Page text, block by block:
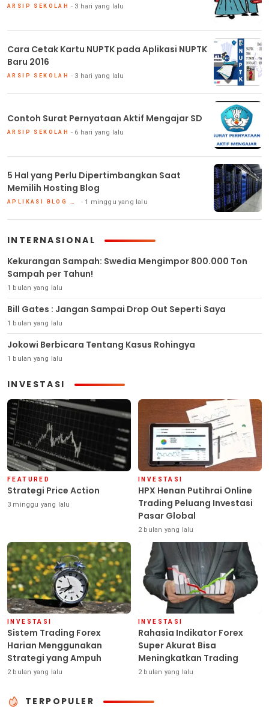
ARSIP SEKOLAH 3 hari yang lalu
Cara Cetak Kartu NUPTK pada Aplikasi NUPTK
Baru 2016
ARSIP SEKOLAH 3 hari yang lalu
Contoh Surat Pernyataan Aktif Mengajar SD
ARSIP SEKOLAH 6 hari yang lalu
5 Hal yang Perlu Dipertimbangkan Saat
Memilih Hosting Blog
1 minggu yang lalu
INTERNASIONAL
Kekurangan Sampah: Swedia Mengimpor 800.000 Ton
Sampah per Tahun!
1 bulan yang lalu
Bill Gates : Jangan Sampai Drop Out Seperti Saya
1 bulan yang lalu
Jokowi Berbicara Tentang Kasus Rohingya
1 bulan yang lalu
INVESTASI
FEATURED
Strategi Price Action
3 minggu yang lalu
INVESTASI
HPX Henan Putihrai Online
Trading Peluang Investasi
Pasar Global
2 bulan yang lalu
INVESTASI
Sistem Trading Forex
Harian Menggunakan
Strategi yang Ampuh
2 bulan yang lalu
INVESTASI
Rahasia Indikator Forex
Super Akurat Bisa
Meningkatkan Trading
2 bulan yang lalu
TERPOPULER